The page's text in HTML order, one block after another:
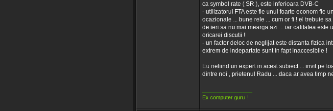
ca symbol rate ( SR ), este inferioara DVB-C
- utilizatorul FTA este fie unul foarte econom fie
ocazionale ... bune rele ... cum or fi ! el trebuie
de ieri sa nu mai mearga azi ... iar calitatea este
oricarei discutii !
- un factor deloc de neglijat este distanta fizica
extrem de indepartate sunt in fapt inaccesibile !
Eu nefiind un expert in acest subiect ... invit pe
dintre noi , prietenul Radu ... daca ar avea timp
Ex computer guru !